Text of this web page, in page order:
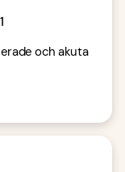
och akuta